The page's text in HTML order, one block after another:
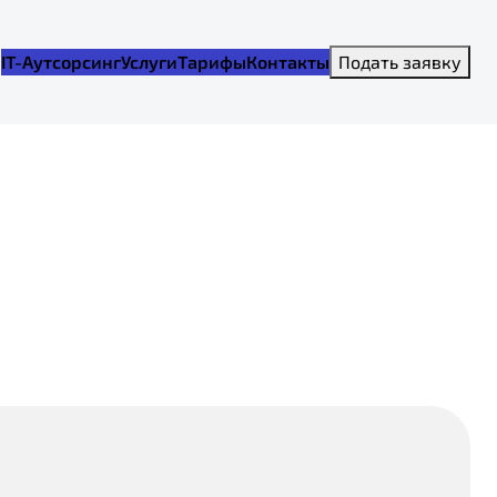
IT-АутсорсингУслугиТарифыКонтакты Подать заявку